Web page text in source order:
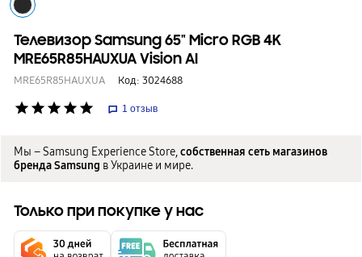
Телевизор Samsung 65" Micro RGB 4K
MRE65R85HAUXUA Vision AI
MRE65R85HAUXUA Код: 3024688
star star star star star 1 отзыв
Мы – Samsung Experience Store,собственная сеть магазинов
бренда Samsung в Украине и мире.
Только при покупке у нас